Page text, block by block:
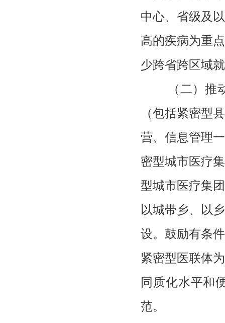
中心、省级及
高的疾病为重
少跨省跨区域
（二）
（包括紧密型
营、信息管理
密型城市医疗
型城市医疗集
以城带乡、以
设。鼓励有条
紧密型医联体
同质化水平和
范。